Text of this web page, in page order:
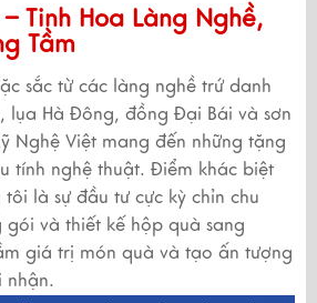
Tinh Hoa Làng Nghề,
Tầm
sắc từ các làng nghề trứ danh
lụa Hà Đông, đồng Đại Bái và sơn
Nghệ Việt mang đến những tặng
tính nghệ thuật. Điểm khác biệt
tôi là sự đầu tư cực kỳ chỉn chu
và thiết kế hộp quà sang
giá trị món quà và tạo ấn tượng
nhận.